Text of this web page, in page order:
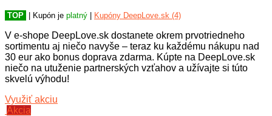
TOP | Kupón je platný | Kupóny DeepLove.sk (4)
V e-shope DeepLove.sk dostanete okrem prvotriedneho
sortimentu aj niečo navyše – teraz ku každému nákupu nad
30 eur ako bonus doprava zdarma. Kúpte na DeepLove.sk
niečo na utuženie partnerských vzťahov a užívajte si túto
skvelú výhodu!
Využiť akciu
Akcia